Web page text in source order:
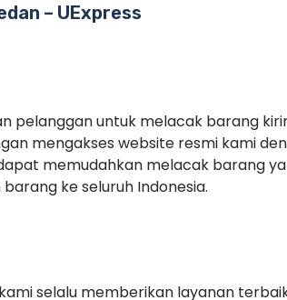
– UExpress
pelanggan untuk melacak barang
mengakses website resmi kami
memudahkan melacak barang
ke seluruh Indonesia.
selalu memberikan layanan